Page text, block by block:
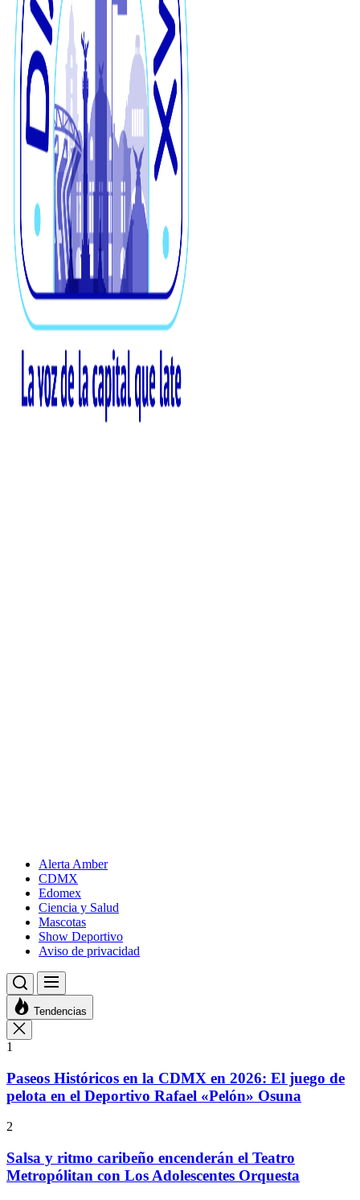
Alerta Amber
CDMX
Edomex
Ciencia y Salud
Mascotas
Show Deportivo
Aviso de privacidad
Tendencias
1
Paseos Históricos en la CDMX en 2026: El juego de
pelota en el Deportivo Rafael «Pelón» Osuna
2
Salsa y ritmo caribeño encenderán el Teatro
Metropólitan con Los Adolescentes Orquesta